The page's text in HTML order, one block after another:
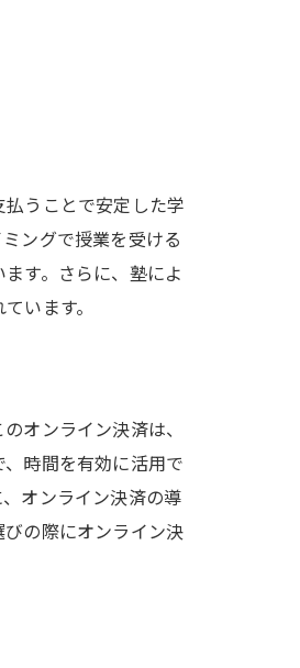
うことで安定した学
ングで授業を受ける
す。さらに、塾によ
います。
オンライン決済は、
時間を有効に活用で
オンライン決済の導
の際にオンライン決